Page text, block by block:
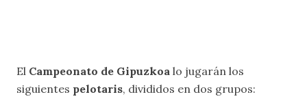
El Campeonato de Gipuzkoa lo jugarán los
siguientes pelotaris, divididos en dos grupos: